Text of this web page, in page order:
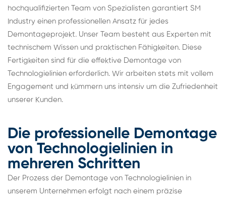
hochqualifizierten Team von Spezialisten garantiert SM
Industry einen professionellen Ansatz für jedes
Demontageprojekt. Unser Team besteht aus Experten mit
technischem Wissen und praktischen Fähigkeiten. Diese
Fertigkeiten sind für die effektive Demontage von
Technologielinien erforderlich. Wir arbeiten stets mit vollem
Engagement und kümmern uns intensiv um die Zufriedenheit
unserer Kunden.
Die professionelle Demontage
von Technologielinien in
mehreren Schritten
Der Prozess der Demontage von Technologielinien in
unserem Unternehmen erfolgt nach einem präzise